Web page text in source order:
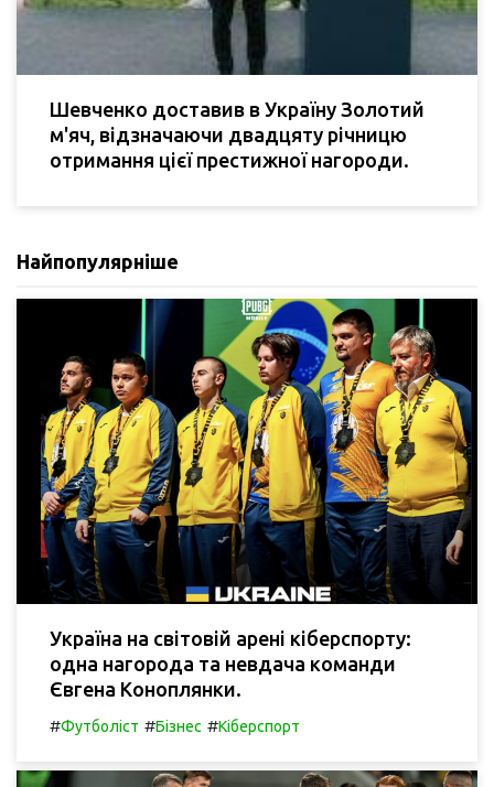
Шевченко доставив в Україну Золотий
м'яч, відзначаючи двадцяту річницю
отримання цієї престижної нагороди.
Найпопулярніше
Україна на світовій арені кіберспорту:
одна нагорода та невдача команди
Євгена Коноплянки.
#Футболіст #Бізнес #Кіберспорт